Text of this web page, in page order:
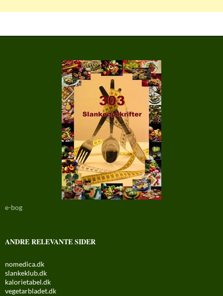
e-bog
ANDRE RELEVANTE SIDER
nomedica.dk
slankeklub.dk
kalorietabel.dk
vegetarbladet.dk